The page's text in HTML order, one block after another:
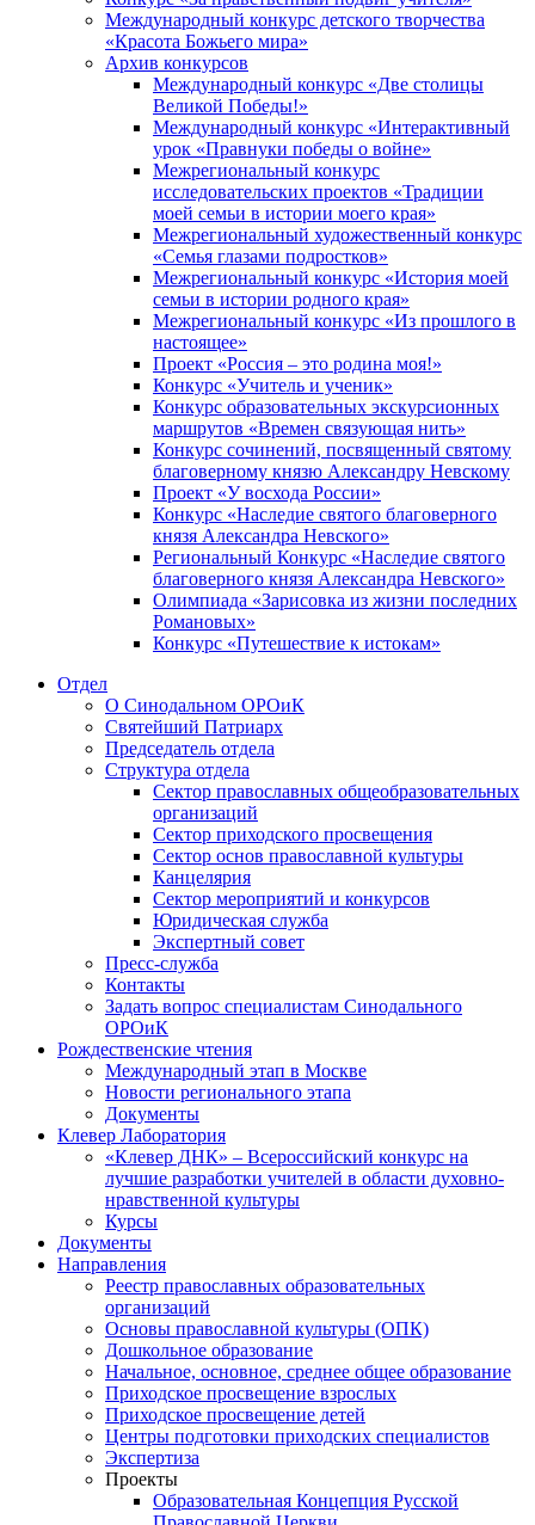
Международный конкурс детского творчества
«Красота Божьего мира»
Архив конкурсов
Международный конкурс «Две столицы
Великой Победы!»
Международный конкурс «Интерактивный
урок «Правнуки победы о войне»
Межрегиональный конкурс
исследовательских проектов «Традиции
моей семьи в истории моего края»
Межрегиональный художественный конкурс
«Семья глазами подростков»
Межрегиональный конкурс «История моей
семьи в истории родного края»
Межрегиональный конкурс «Из прошлого в
настоящее»
Проект «Россия – это родина моя!»
Конкурс «Учитель и ученик»
Конкурс образовательных экскурсионных
маршрутов «Времен связующая нить»
Конкурс сочинений, посвященный святому
благоверному князю Александру Невскому
Проект «У восхода России»
Конкурс «Наследие святого благоверного
князя Александра Невского»
Региональный Конкурс «Наследие святого
благоверного князя Александра Невского»
Олимпиада «Зарисовка из жизни последних
Романовых»
Конкурс «Путешествие к истокам»
Отдел
О Синодальном ОРОиК
Святейший Патриарх
Председатель отдела
Структура отдела
Сектор православных общеобразовательных
организаций
Сектор приходского просвещения
Сектор основ православной культуры
Канцелярия
Сектор мероприятий и конкурсов
Юридическая служба
Экспертный совет
Пресс-служба
Контакты
Задать вопрос специалистам Синодального
ОРОиК
Рождественские чтения
Международный этап в Москве
Новости регионального этапа
Документы
Клевер Лаборатория
«Клевер ДНК» – Всероссийский конкурс на
лучшие разработки учителей в области духовно-
нравственной культуры
Курсы
Документы
Направления
Реестр православных образовательных
организаций
Основы православной культуры (ОПК)
Дошкольное образование
Начальное, основное, среднее общее образование
Приходское просвещение взрослых
Приходское просвещение детей
Центры подготовки приходских специалистов
Экспертиза
Проекты
Образовательная Концепция Русской